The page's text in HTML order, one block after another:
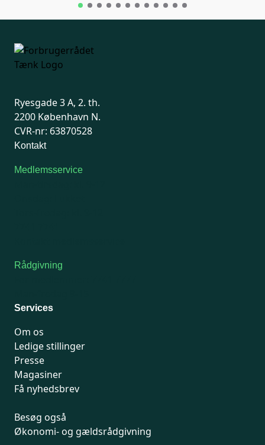
Ryesgade 3 A, 2. th.
2200 København N.
CVR-nr: 63870528
Kontakt
Medlemsservice
Rådgivning
Services
Om os
Ledige stillinger
Presse
Magasiner
Få nyhedsbrev
Besøg også
Økonomi- og gældsrådgivning